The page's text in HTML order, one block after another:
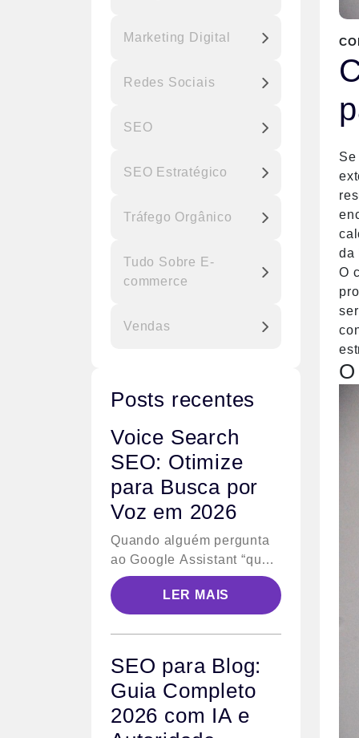
Marketing Digital
Redes Sociais
SEO
SEO Estratégico
Tráfego Orgânico
Tudo Sobre E-
commerce
Vendas
Posts recentes
Voice Search
SEO: Otimize
para Busca por
Voz em 2026
Quando alguém pergunta
ao Google Assistant “qual
a melhor agência de SEO
em Goiânia”, o algoritmo
não retorna dez links azuis
— ele lê uma única
resposta em voz alta. Esse
comportamento define o
desafio central do voice
search SEO: não basta
ranquear na primeira
LER MAIS
SEO para Blog:
Guia Completo
2026 com IA e
da
O